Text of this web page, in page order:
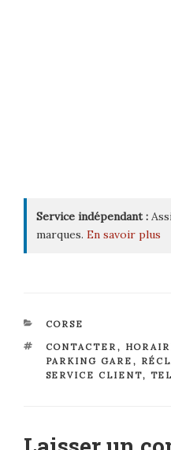
Service indépendant :
marques. En savoir plus
CATÉGORIES
CORSE
ÉTIQUETTES
CONTACTER,
PARKING GARE ,
SERVICE CLIENT,